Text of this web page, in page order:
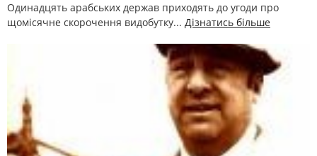
Одинадцять арабських держав приходять до угоди про
щомісячне скорочення видобутку... Дізнатись більше